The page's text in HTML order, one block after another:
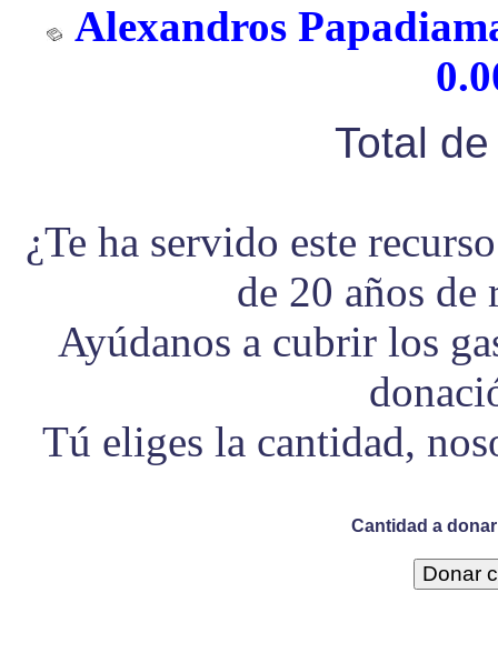
Alexandros
Total
¿Te ha servido este
de 20 años
Ayúdanos a cubrir los
Tú eliges la cantidad,
Cantidad a